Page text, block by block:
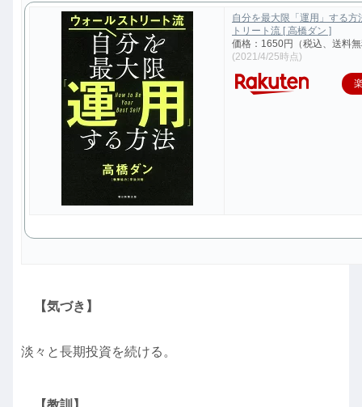
自分を最大限「運用」する方
トリート流 [ 高橋ダン ]
価格：1650円（税込、送料
(2021/4/25時点)
【気づき】
淡々と長期投資を続ける。